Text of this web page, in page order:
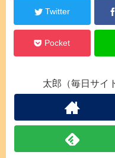
Twitter
Pocket
太郎（毎日サイ